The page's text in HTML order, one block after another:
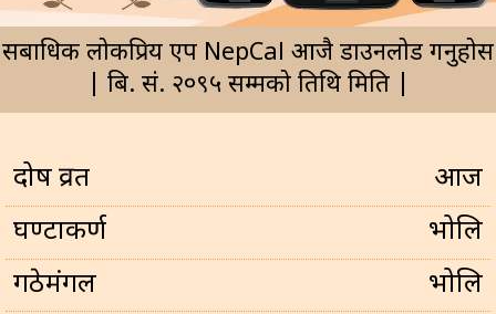
सर्बाधिक लोकप्रिय एप NepCal आजै डाउनलोड गर्नुहोस
| बि. सं. २०९५ सम्मको तिथि मिति |
प्रदोष व्रत
आज
घण्टाकर्ण
भोलि
गठेमंगल
भोलि